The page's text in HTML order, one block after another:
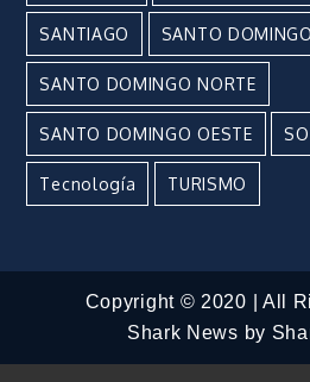
SANTIAGO SANTO
SANTO DOMINGO NORTE
SANTO DOMINGO OESTE
Tecnología TURISMO
Copyright © 2020 | All
Shark News by